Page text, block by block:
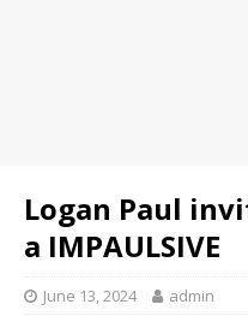
Logan Paul
a IMPAULSIVE
June 13, 2024 admin